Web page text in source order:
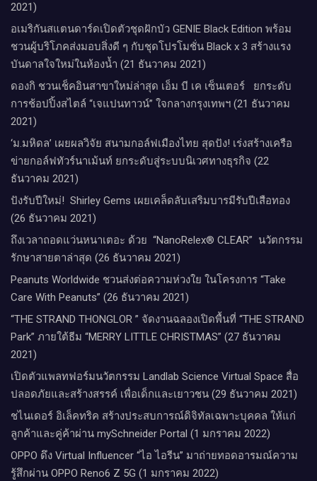
2021)
อเมริกันสแตนดาร์ดเปิดตัวชุดฝักบัว GENIE Black Edition พร้อม
ชวนผู้บริโภคส่งมอบสิ่งดี ๆ กับชุดโปรโมชั่น Black x 3 สร้างแรง
บันดาลใจใหม่ในห้องน้ำ (21 ธันวาคม 2021)
ดองกิ ชวนเช็คอินสาขาใหม่ล่าสุด เอ็ม บี เค เซ็นเตอร์ ยกระดับ
การช้อปปิ้งสไตล์ “เจแปนทาวน์” ใจกลางกรุงเทพฯ (21 ธันวาคม
2021)
‘ม.มหิดล’ เผยผลวิจัย สนามกอล์ฟเมืองไทย สุดปัง! เร่งสร้างเครือ
ข่ายกอล์ฟทัวร์นาเม้นท์ ยกระดับสู่ระบบนิเวศทางธุรกิจ (22
ธันวาคม 2021)
ปังรับปีใหม่​! ​ Shirley Gems เผยเคล็ดลับ​เสริมบารมีรับปีเสือทอง
(26 ธันวาคม 2021)
ถึงเวลาถอดแว่นหนาเตอะ ด้วย “NanoRelex® CLEAR” นวัตกรรม
รักษาสายตาล่าสุด (26 ธันวาคม 2021)
Peanuts Worldwide ชวนส่งต่อความห่วงใย​ ​ในโครงการ “Take
Care With Peanuts” (26 ธันวาคม 2021)
“THE STRAND THONGLOR ” จัดงานฉลองเปิดพื้นที่ “THE STRAND
Park” ภายใต้ธีม “MERRY LITTLE CHRISTMAS” (27 ธันวาคม
2021)
เปิดตัวแพลทฟอร์มนวัตกรรม Landlab Science Virtual Space สื่อ
ปลอดภัยและสร้างสรรค์ เพื่อเด็กและเยาวชน (29 ธันวาคม 2021)
ชไนเดอร์ อิเล็คทริค สร้างประสบการณ์ดิจิทัลเฉพาะบุคคล ให้แก่
ลูกค้าและคู่ค้าผ่าน mySchneider Portal (1 มกราคม 2022)
OPPO ดึง Virtual Influencer “ไอ ไอรีน” มาถ่ายทอดอารมณ์ความ
รู้สึกผ่าน OPPO Reno6 Z 5G (1 มกราคม 2022)